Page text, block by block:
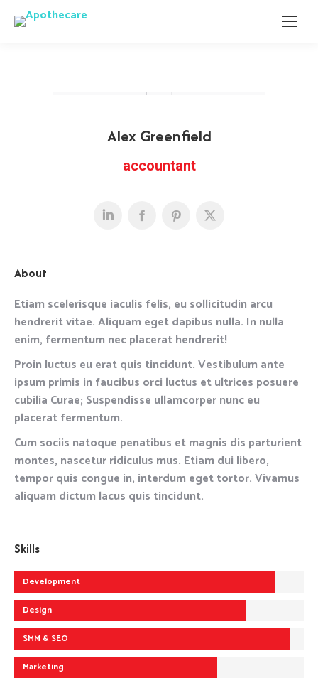
Alex Greenfield
accountant
About
Etiam scelerisque iaculis felis, eu sollicitudin arcu
hendrerit vitae. Aliquam eget dapibus nulla. In nulla
enim, fermentum nec placerat hendrerit!
Proin luctus eu erat quis tincidunt. Vestibulum ante
ipsum primis in faucibus orci luctus et ultrices posuere
cubilia Curae; Suspendisse ullamcorper nunc eu
placerat fermentum.
Cum sociis natoque penatibus et magnis dis parturient
montes, nascetur ridiculus mus. Etiam dui libero,
tempor quis congue in, interdum eget tortor. Vivamus
aliquam dictum lacus quis tincidunt.
Skills
Development
Design
SMM & SEO
Marketing